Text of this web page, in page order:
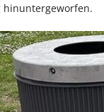
hinuntergeworfen.